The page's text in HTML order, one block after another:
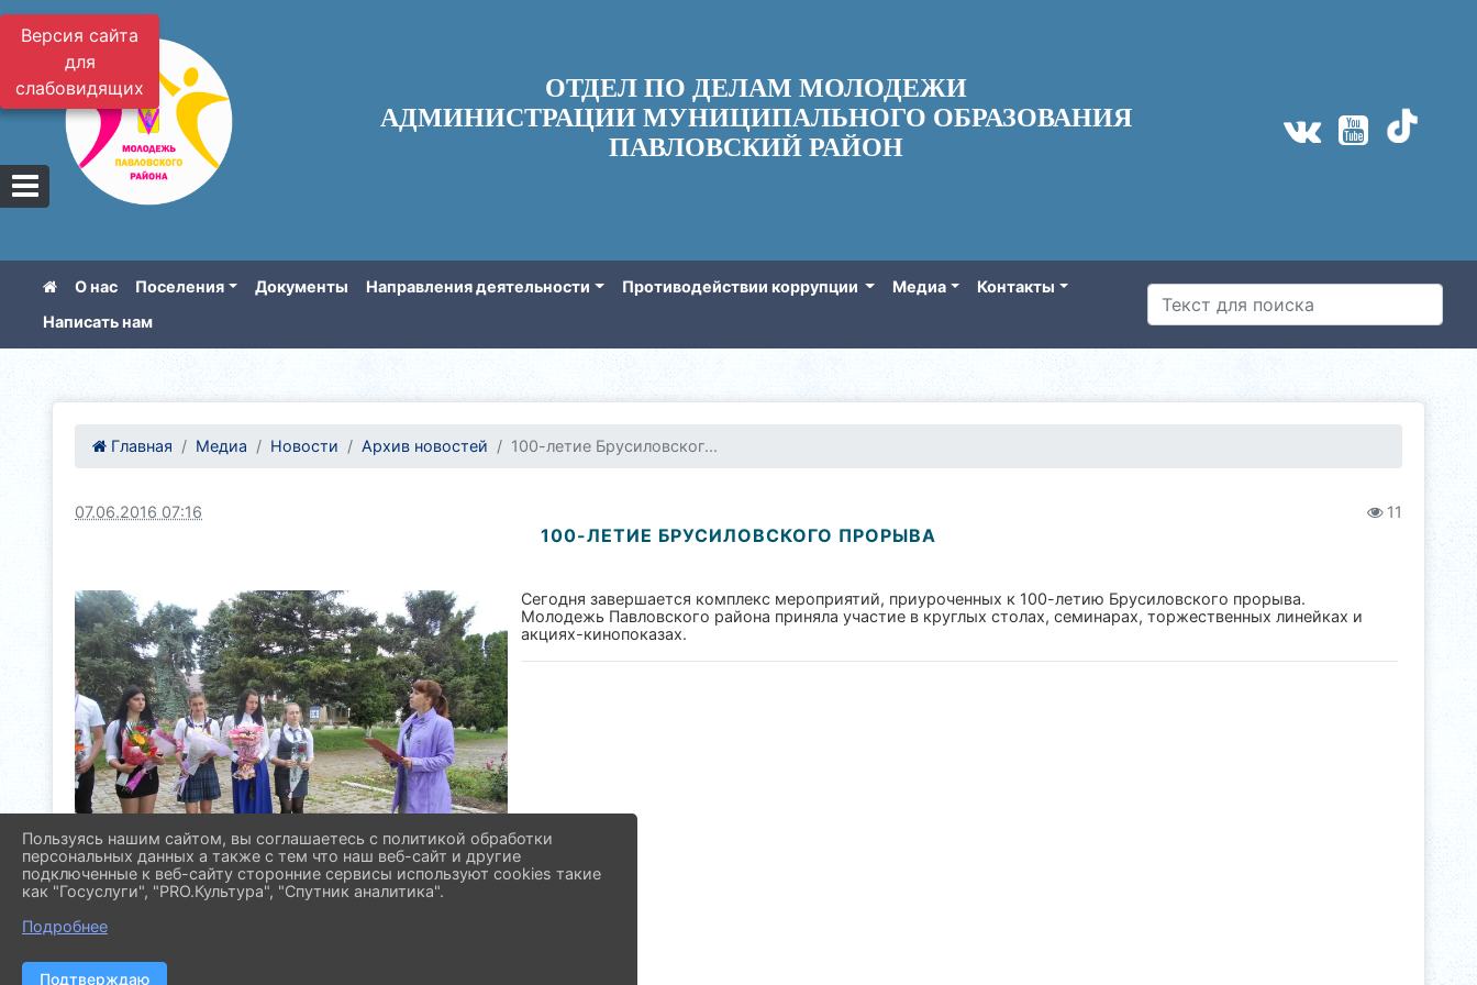
Версия сайта
для
слабовидящих
ОТДЕЛ ПО ДЕЛАМ МОЛОДЕЖИ
АДМИНИСТРАЦИИ МУНИЦИПАЛЬНОГО ОБРАЗОВАНИЯ
ПАВЛОВСКИЙ РАЙОН
О нас Поселения Документы Направления деятельности Противодействии коррупции Медиа
Контакты
Написать нам
Главная Медиа Новости Архив новостей 100-летие Брусиловског...
07.06.2016 07:16 11
100-ЛЕТИЕ БРУСИЛОВСКОГО ПРОРЫВА
Сегодня завершается комплекс мероприятий, приуроченных к 100-летию Брусиловского прорыва.
Молодежь Павловского района приняла участие в круглых столах, семинарах, торжественных линейках и
акциях-кинопоказах.
Пользуясь нашим сайтом, вы соглашаетесь с политикой обработки
персональных данных а также с тем что наш веб-сайт и другие
подключенные к веб-сайту сторонние сервисы используют cookies такие
как "Госуслуги", "PRO.Культура", "Спутник аналитика".
Подробнее
Подтверждаю